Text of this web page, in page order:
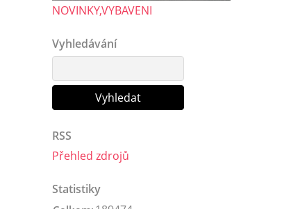
NOVINKY,VYBAVENI
Vyhledávání
RSS
Přehled zdrojů
Statistiky